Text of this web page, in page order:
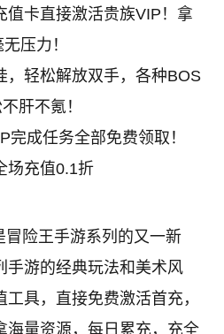
值卡直接激活贵族VIP！拿
压力！
轻松解放双手，各种BOS
肝不氪！
成任务全部免费领取！
场充值0.1折
冒险王手游系列的又一新
手游的经典玩法和美术风
具，直接免费激活首充，
海量资源，每日累充，充全